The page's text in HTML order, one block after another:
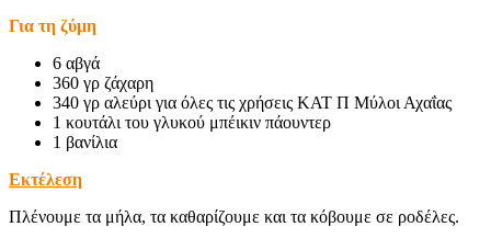
Για τη ζύμη
6 αβγά
360 γρ ζάχαρη
340 γρ αλεύρι για όλες τις χρήσεις ΚΑΤ Π Μύλοι Αχαΐας
1 κουτάλι του γλυκού μπέικιν πάουντερ
1 βανίλια
Εκτέλεση
Πλένουμε τα μήλα, τα καθαρίζουμε και τα κόβουμε σε ροδέλες.